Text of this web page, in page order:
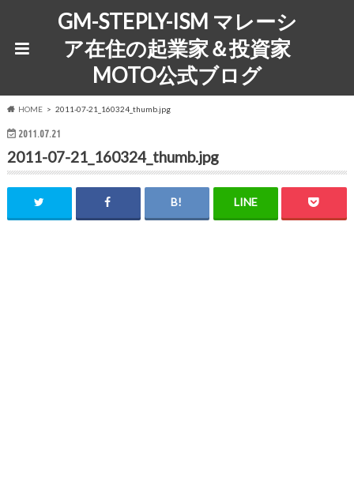
GM-STEPLY-ISM マレーシ
ア在住の起業家＆投資家
MOTO公式ブログ
HOME 2011-07-21_160324_thumb.jpg
2011.07.21
2011-07-21_160324_thumb.jpg